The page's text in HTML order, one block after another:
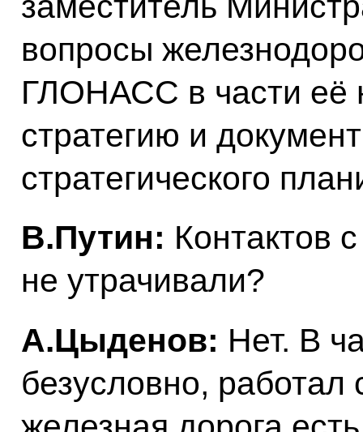
вопросы
ГЛОНАСС в части её
стратегию и
стратегического
В.Путин: Контактов
не утрачивали?
А.Цыденов: Нет. В
безусловно, работал